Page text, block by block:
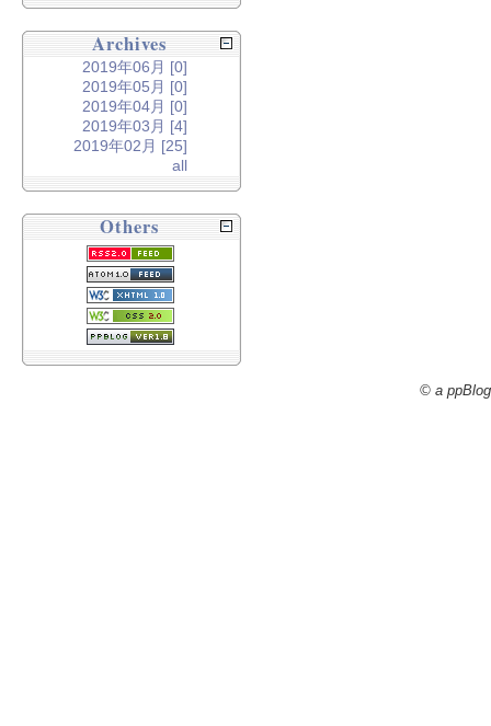
Archives
2019年06月 [0]
2019年05月 [0]
2019年04月 [0]
2019年03月 [4]
2019年02月 [25]
all
Others
© a